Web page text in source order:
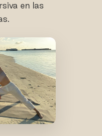
en las